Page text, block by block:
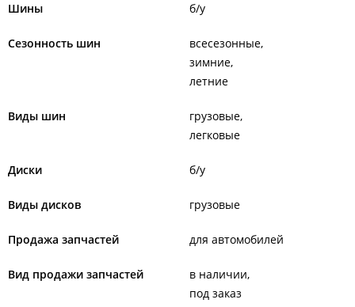
Шины б/у
Сезонность шин
всесезонные
зимние
летние
Виды шин
грузовые
легковые
Диски б/у
Виды дисков грузовые
Продажа запчастей для автомобилей
Вид продажи запчастей
в наличии
под заказ